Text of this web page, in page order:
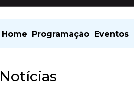
Home Programação Eventos
Notícias